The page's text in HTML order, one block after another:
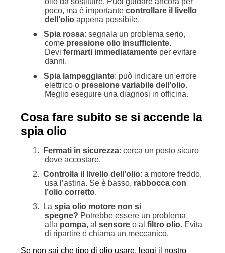
poco, ma è importante controllare il livello
dell’olioappena possibile.
●
Spia rossa: segnala un problema serio,
come pressione olio insufficiente.
Devi fermarti immediatamenteper evitare
danni.
●
Spia lampeggiante: può indicare un errore
elettrico o pressione variabile dell’olio.
Meglio eseguire una diagnosi in officina.
Cosa fare subito se si accende la
spia olio
1. Fermati in sicurezza: cerca un posto sicuro
dove accostare.
2. Controlla il livello dell’olio: a motore freddo,
usa l’astina. Se è basso, rabbocca con
l’olio corretto.
3.
La spia olio motore non si
spegne? Potrebbe essere un problema
alla pompa, al sensoreo al filtro olio. Evita
di ripartire e chiama un meccanico.
Se non sai che tipo di olio usare, leggi il nostro